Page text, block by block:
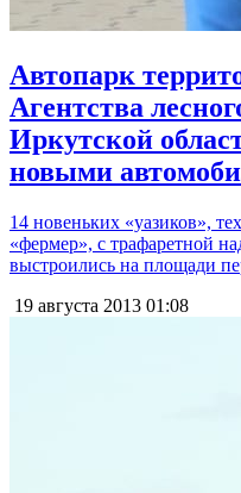
Автопарк
Агентства
Иркутской
новыми
14 новеньких «уазиков»,
«фермер», с трафаретной
выстроились на площади
19 августа 2013 01:08